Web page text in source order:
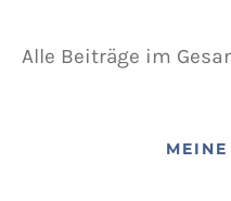
Alle Beiträge im